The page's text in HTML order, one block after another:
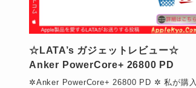
☆LATA’s ガジェットレビュー☆
Anker PowerCore+ 26800 PD
✲Anker PowerCore+ 26800 PD ✲ 私が購入